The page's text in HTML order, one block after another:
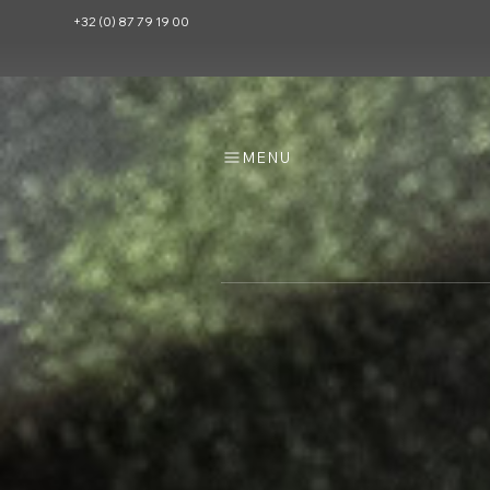
+32 (0) 87 79 19 00
MENU